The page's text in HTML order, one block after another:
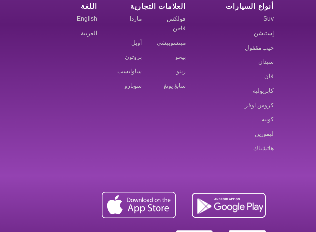
أنواع السيارات
Suv
إستيشن
جيب مقفول
سيدان
فان
كابريوليه
كروس اوفر
كوبيه
ليموزين
هاتشباك
العلامات التجارية
فولكس
فاجن
مازدا
ميتسوبيشي أوبل
بيجو بروتون
رينو ساوايست
سانغ يونغ سوبارو
اللغة
English
العربية